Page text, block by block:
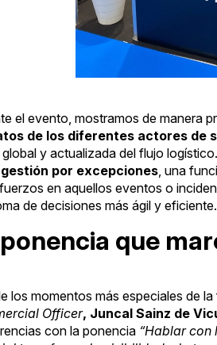
el evento, mostramos de manera
de los diferentes actores de
y actualizada del flujo
gestión por excepciones, una
en aquellos eventos o
de decisiones más ágil y eficiente.
que
los momentos más especiales de
Officer, Juncal Sainz de
con la ponencia “Hablar con